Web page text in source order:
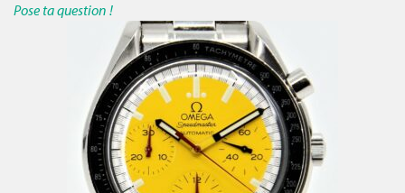
Pose ta question !